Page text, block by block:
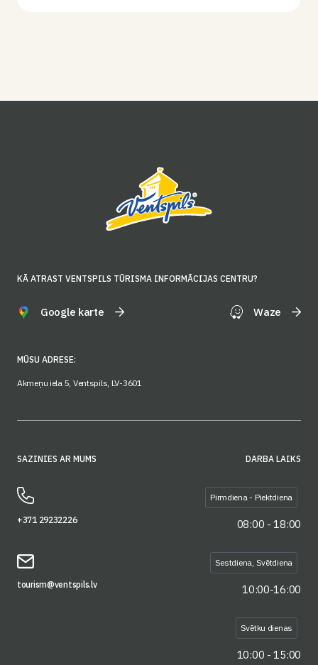
KĀ ATRAST VENTSPILS TŪRISMA INFORMĀCIJAS CENTRU?
Google karte Waze
MŪSU ADRESE:
Akmeņu iela 5, Ventspils, LV-3601
SAZINIES AR MUMS
+371 29232226
tourism@ventspils.lv
DARBA LAIKS
Pirmdiena - Piektdiena
08:00 - 18:00
Sestdiena, Svētdiena
10:00-16:00
Svētku dienas
10:00 - 15:00